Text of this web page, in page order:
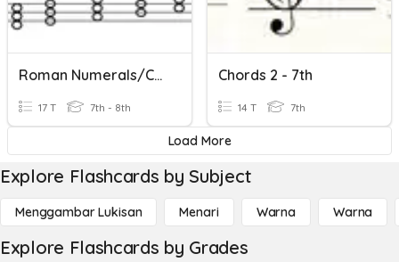
Roman Numerals/Chords
17 T 7th - 8th
Chords 2 - 7th
14 T 7th
Load More
Explore Flashcards by Subject
Menggambar Lukisan Menari Warna Warna
Explore Flashcards by Grades